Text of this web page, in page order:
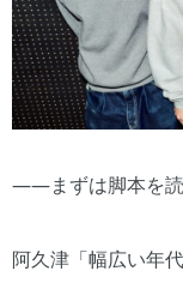
――まずは脚本を読
阿久津「幅広い年